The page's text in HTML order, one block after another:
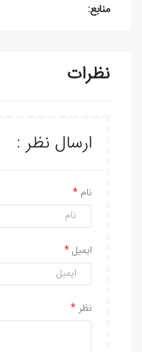
منابع:
نظرات
ارسال نظر :
نام
ایمیل
نظر